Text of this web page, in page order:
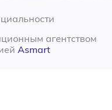
агентством
Asmart